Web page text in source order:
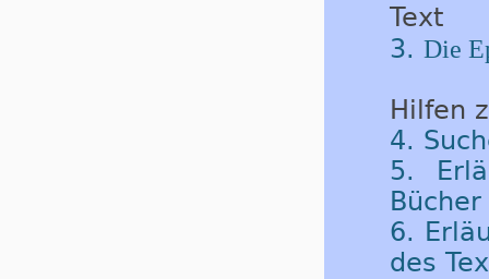
Text
3. Die
Hilfen
4.
5.
6.
des